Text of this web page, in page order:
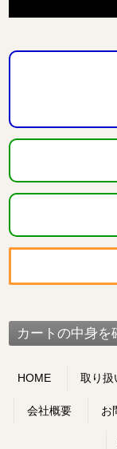
HOME 取り扱
会社概要 お